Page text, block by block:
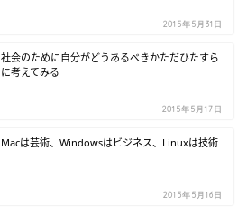
2015年5月31日
社会のために自分がどうあるべきかただひたすら
に考えてみる
2015年5月17日
Macは芸術、Windowsはビジネス、Linuxは技術
2015年5月16日